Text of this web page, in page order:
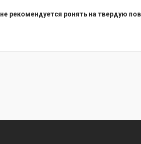
рекомендуется ронять на твердую